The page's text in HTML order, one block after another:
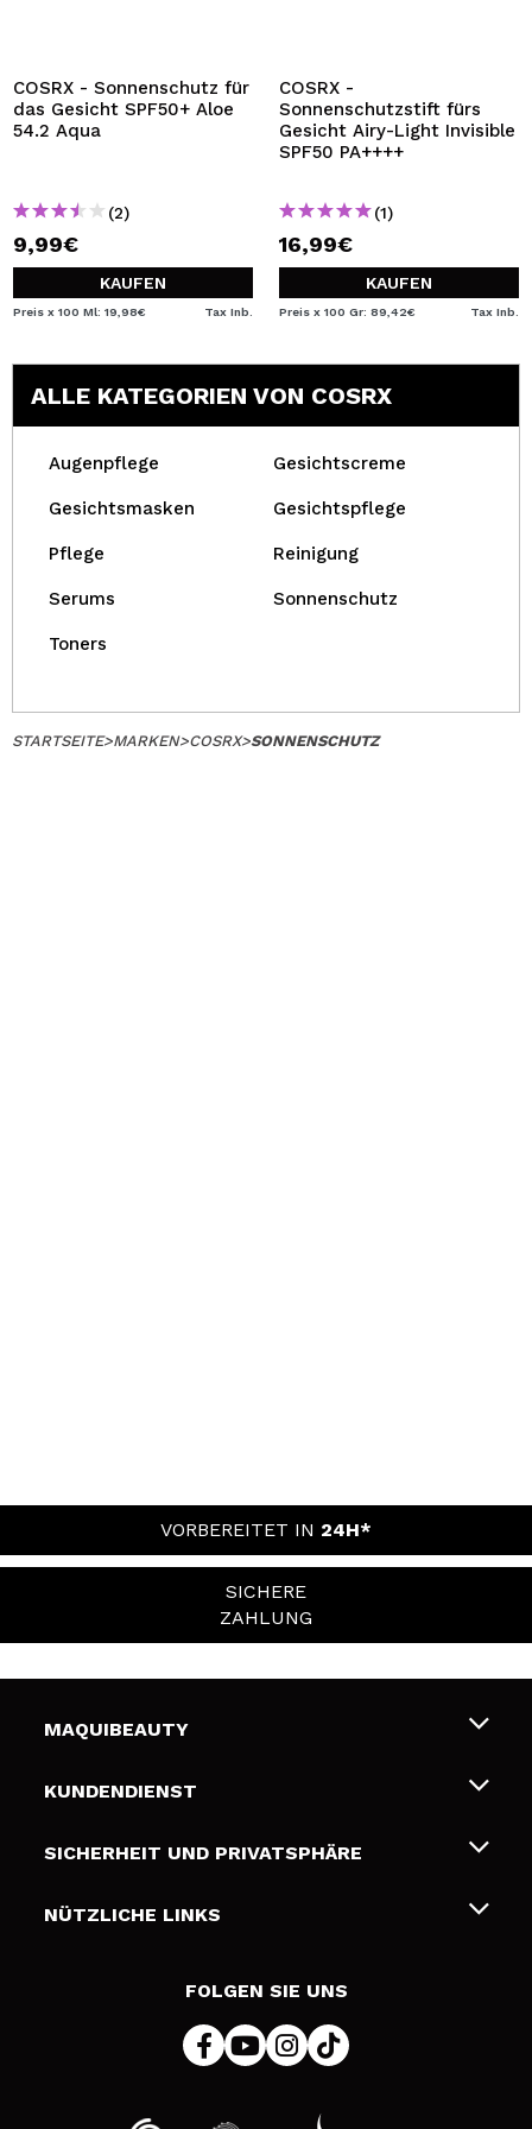
COSRX - Sonnenschutz für
das Gesicht SPF50+ Aloe
54.2 Aqua
(2)
9,99€
KAUFEN
Preis x 100 Ml: 19,98€ Tax Inb.
COSRX -
Sonnenschutzstift fürs
Gesicht Airy-Light Invisible
SPF50 PA++++
(1)
16,99€
KAUFEN
Preis x 100 Gr: 89,42€ Tax Inb.
ALLE KATEGORIEN VON COSRX
Augenpflege Gesichtscreme
Gesichtsmasken Gesichtspflege
Pflege Reinigung
Serums Sonnenschutz
Toners
STARTSEITE>MARKEN>COSRX>SONNENSCHUTZ
VORBEREITET IN 24H*
SICHERE
ZAHLUNG
MAQUIBEAUTY
Über uns
Geschenkkarten
KUNDENDIENST
Liefer- und Versandkosten
Zahlung
SICHERHEIT UND PRIVATSPHÄRE
Bedingungen und Datenschutz
NÜTZLICHE LINKS
FOLGEN SIE UNS